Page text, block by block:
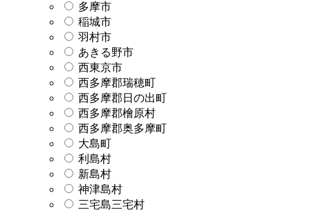
多摩市
稲城市
羽村市
あきる野市
西東京市
西多摩郡瑞穂町
西多摩郡日の出町
西多摩郡檜原村
西多摩郡奥多摩町
大島町
利島村
新島村
神津島村
三宅島三宅村